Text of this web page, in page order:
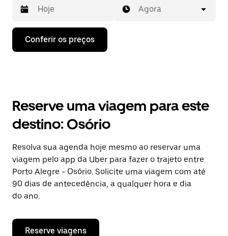
Pressione
seta
o
e
uma
data.
Pressione
a
tecla
“ESC”
para
o
calendário.
Agora
Conferir os preços
Reserve uma viagem para este
destino: Osório
Resolva sua agenda hoje mesmo ao reservar uma
viagem pelo app da Uber para fazer o trajeto entre
Porto Alegre - Osório. Solicite uma viagem com até
90 dias de antecedência, a qualquer hora e dia
do ano.
Reserve viagens